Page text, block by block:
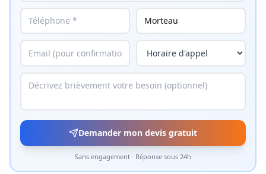
Demander mon devis gratuit
Sans engagement · Réponse sous 24h